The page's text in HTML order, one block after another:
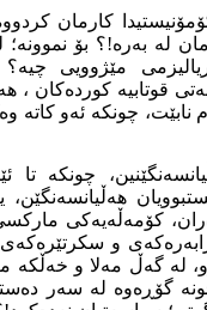
کارمان
لە بەرە!؟ بۆ نموونە؛
مێژوویی
قوتابیە کوردەکان ،
نابێت، چونکە ئەو
چونکە تا
هەڵیانسەنگێن،
کۆمەڵەیەکی مارکسی
نیوەی کورد لە ڕێکخستنەکانیدا بوو١ بەڵام
لە گەڵ مەلا و خەڵکە
گۆڕەوە لە سەر